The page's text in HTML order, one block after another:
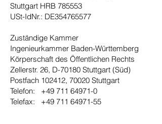
Stuttgart HRB 785553
USt-IdNr.: DE354765577
Zuständige Kammer
Ingenieurkammer Baden-Württemberg
Körperschaft des Öffentlichen Rechts
Zellerstr. 26, D-70180 Stuttgart (Süd)
Postfach 102412, 70020 Stuttgart
Telefon: +49 711 64971-0
Telefax: +49 711 64971-55